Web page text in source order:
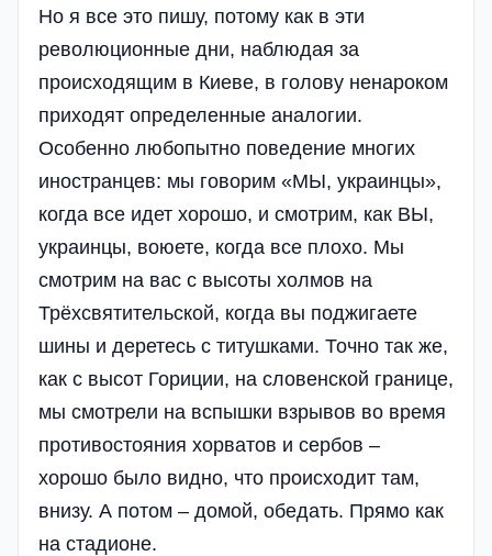
Но я все это пишу, потому как в эти
революционные дни, наблюдая за
происходящим в Киеве, в голову ненароком
приходят определенные аналогии.
Особенно любопытно поведение многих
иностранцев: мы говорим «МЫ, украинцы»,
когда все идет хорошо, и смотрим, как ВЫ,
украинцы, воюете, когда все плохо. Мы
смотрим на вас с высоты холмов на
Трёхсвятительской, когда вы поджигаете
шины и деретесь с титушками. Точно так же,
как с высот Гориции, на словенской границе,
мы смотрели на вспышки взрывов во время
противостояния хорватов и сербов –
хорошо было видно, что происходит там,
внизу. А потом – домой, обедать. Прямо как
на стадионе.